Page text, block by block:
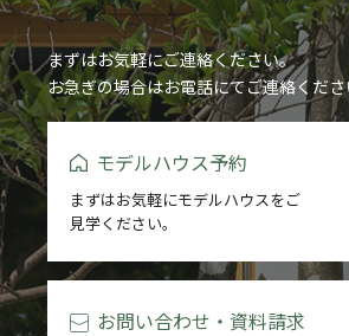
まずはお気軽にご連絡ください。
お急ぎの場合はお電話にてご連絡くだ
モデルハウス予約
まずはお気軽にモデルハウスをご
見学ください。
お問い合わせ・資料請求